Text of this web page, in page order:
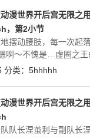
漫世界开后宫无限之
，第2小节
摆动腰肢，每一次起
啊～不愧是…虚圈之
[详细]
分类： 5hhhhh
漫世界开后宫无限之
队长涅茧利与副队长